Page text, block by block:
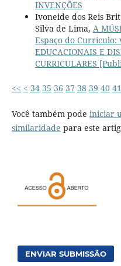
INVENÇÕES
Ivoneide dos Reis
Silva de Lima, A
Espaço do Currículo:
EDUCACIONAIS E
CURRICULARES
<< < 34 35 36 37 38 39 40 41
Você também pode iniciar
similaridade para este
ENVIAR SUBMISSÃO